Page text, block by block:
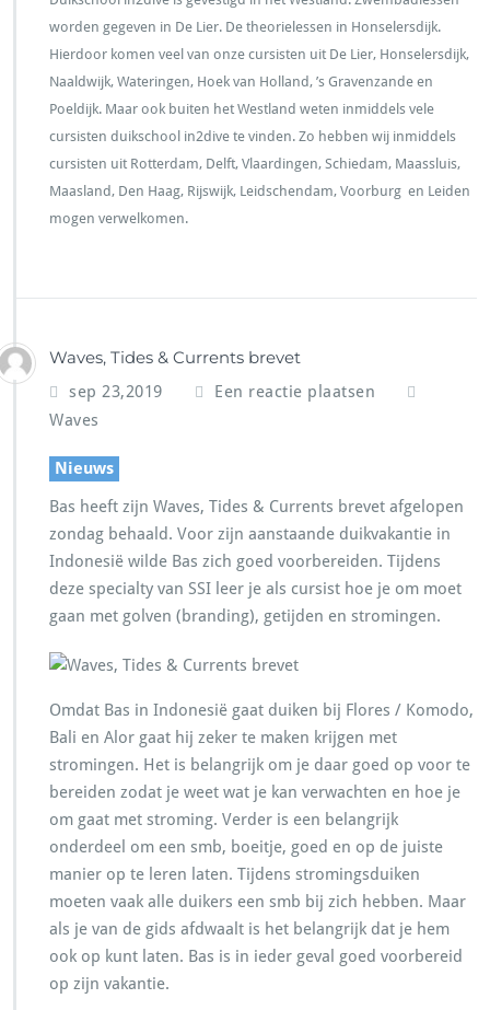
worden gegeven in De Lier. De theorielessen in Honselersdijk.
Hierdoor komen veel van onze cursisten uit De Lier, Honselersdijk,
Naaldwijk, Wateringen, Hoek van Holland, ’s Gravenzande en
Poeldijk. Maar ook buiten het Westland weten inmiddels vele
cursisten duikschool in2dive te vinden. Zo hebben wij inmiddels
cursisten uit Rotterdam, Delft, Vlaardingen, Schiedam, Maassluis,
Maasland, Den Haag, Rijswijk, Leidschendam, Voorburg en Leiden
mogen verwelkomen.
Waves, Tides & Currents brevet
sep 23,2019
Een reactie plaatsen
Waves
Nieuws
Bas heeft zijn Waves, Tides & Currents brevet afgelopen
zondag behaald. Voor zijn aanstaande duikvakantie in
Indonesië wilde Bas zich goed voorbereiden. Tijdens
deze specialty van SSI leer je als cursist hoe je om moet
gaan met golven (branding), getijden en stromingen.
Omdat Bas in Indonesië gaat duiken bij Flores / Komodo,
Bali en Alor gaat hij zeker te maken krijgen met
stromingen. Het is belangrijk om je daar goed op voor te
bereiden zodat je weet wat je kan verwachten en hoe je
om gaat met stroming. Verder is een belangrijk
onderdeel om een smb, boeitje, goed en op de juiste
manier op te leren laten. Tijdens stromingsduiken
moeten vaak alle duikers een smb bij zich hebben. Maar
als je van de gids afdwaalt is het belangrijk dat je hem
ook op kunt laten. Bas is in ieder geval goed voorbereid
op zijn vakantie.